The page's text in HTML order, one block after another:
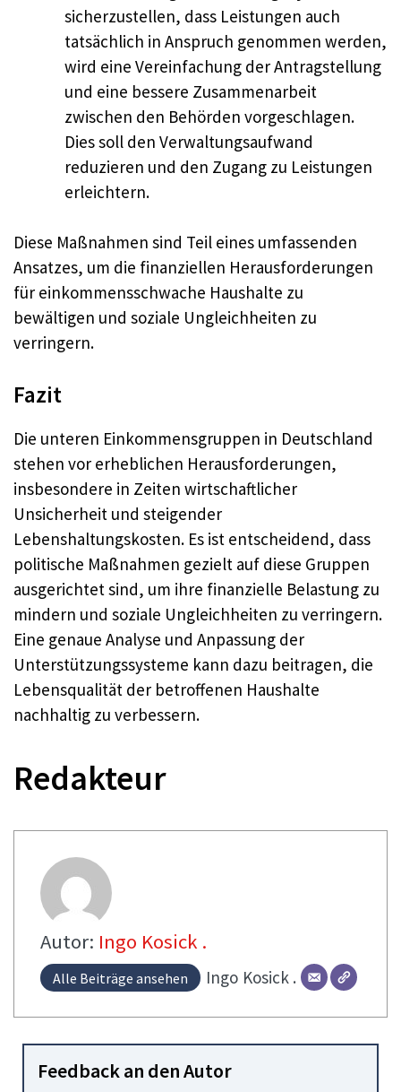
sicherzustellen, dass Leistungen auch
tatsächlich in Anspruch genommen werden,
wird eine Vereinfachung der Antragstellung
und eine bessere Zusammenarbeit
zwischen den Behörden vorgeschlagen.
Dies soll den Verwaltungsaufwand
reduzieren und den Zugang zu Leistungen
erleichtern.
Diese Maßnahmen sind Teil eines umfassenden
Ansatzes, um die finanziellen Herausforderungen
für einkommensschwache Haushalte zu
bewältigen und soziale Ungleichheiten zu
verringern.
Fazit
Die unteren Einkommensgruppen in Deutschland
stehen vor erheblichen Herausforderungen,
insbesondere in Zeiten wirtschaftlicher
Unsicherheit und steigender
Lebenshaltungskosten. Es ist entscheidend, dass
politische Maßnahmen gezielt auf diese Gruppen
ausgerichtet sind, um ihre finanzielle Belastung zu
mindern und soziale Ungleichheiten zu verringern.
Eine genaue Analyse und Anpassung der
Unterstützungssysteme kann dazu beitragen, die
Lebensqualität der betroffenen Haushalte
nachhaltig zu verbessern.
Redakteur
Autor: Ingo Kosick .
Alle Beiträge ansehen Ingo Kosick .
Feedback an den Autor